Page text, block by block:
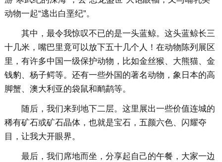
动物一起“逃出白垩纪”。
其中，最令我惊叹不已的是一头蓝鲸。这头蓝鲸长三
十几米，嘴巴里竟可以放下五十几个人！在动物陈列展区
里，有许多中国一级保护动物，比如金丝猴、大熊猫、金
钱豹、杨子鳄等。还有一些外国的著名动物，象日本的高
脚蟹、澳大利亚的袋鼠和鸸鹋等。
随后，我们来到地下二层。这里展出一些价值连城的
稀有矿石或矿石晶体，也就是宝石，五颜六色、闪耀夺
目，让我大开眼界。
最后，我们席地而坐，分享起自己的午餐，大家一边